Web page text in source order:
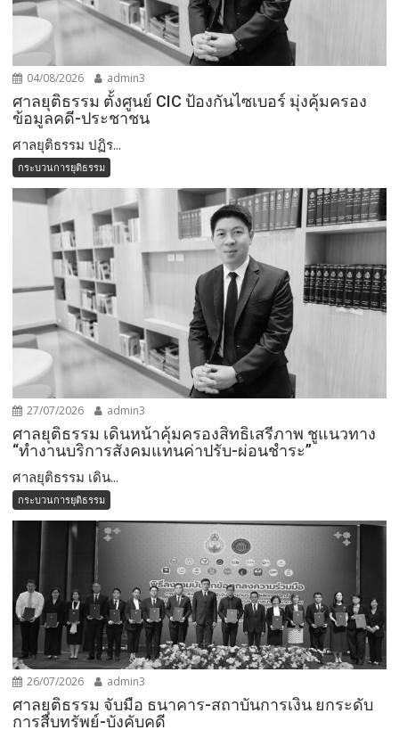
04/08/2026 admin3
ศาลยุติธรรม ตั้งศูนย์ CIC ป้องกันไซเบอร์ มุ่งคุ้มครอง
ข้อมูลคดี-ประชาชน
ศาลยุติธรรม ปฏิร...
กระบวนการยุติธรรม
27/07/2026 admin3
ศาลยุติธรรม เดินหน้าคุ้มครองสิทธิเสรีภาพ ชูแนวทาง
“ทำงานบริการสังคมแทนค่าปรับ-ผ่อนชำระ”
ศาลยุติธรรม เดิน...
กระบวนการยุติธรรม
26/07/2026 admin3
ศาลยุติธรรม จับมือ ธนาคาร-สถาบันการเงิน ยกระดับ
การสืบทรัพย์-บังคับคดี